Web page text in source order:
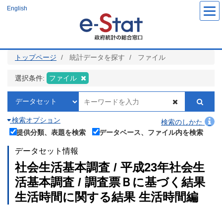
ツ
English
トップページ 統計データを探す ファイル
選択条件: ファイル
検索オプション
検索のしかた
提供分類、表題を検索
データベース、ファイル内を検索
データセット情報
社会生活基本調査 / 平成23年社会生
活基本調査 / 調査票Ｂに基づく結果
生活時間に関する結果 生活時間編